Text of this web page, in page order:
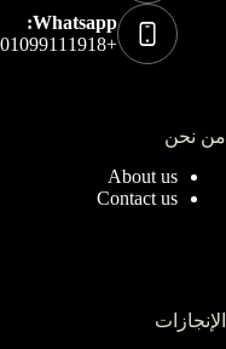
Whatsapp:
+201099111918
من نحن
About us
Contact us
الإنجازات